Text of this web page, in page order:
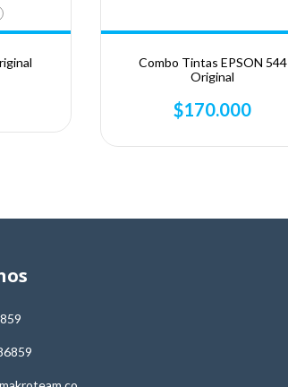
Combo Tintas EPSON 544
Original
$170.000